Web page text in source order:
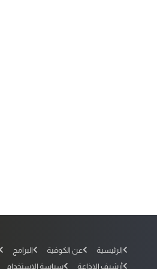
الرئيسية عن الكوفية البرامج
أرشيف الإذاعة
سياسة الاستخدام